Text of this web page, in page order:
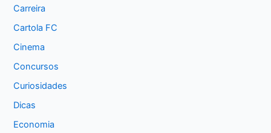
Carreira
Cartola FC
Cinema
Concursos
Curiosidades
Dicas
Economia